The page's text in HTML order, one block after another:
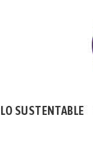
SUSTENTABLE